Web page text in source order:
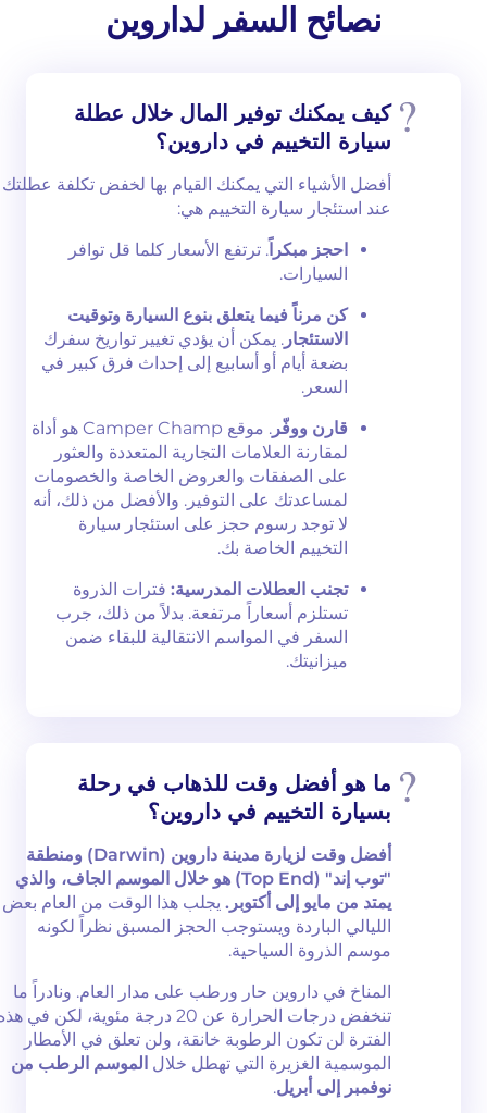
نصائح السفر لداروين
كيف يمكنك توفير المال خلال عطلة
سيارة التخييم في داروين؟
أفضل الأشياء التي يمكنك القيام بها لخفض تكلفة عطلتك
عند استئجار سيارة التخييم هي:
احجز مبكراً . ترتفع الأسعار كلما قل توافر
السيارات.
كن مرناً فيما يتعلق بنوع السيارة وتوقيت
الاستئجار . يمكن أن يؤدي تغيير تواريخ سفرك
بضعة أيام أو أسابيع إلى إحداث فرق كبير في
السعر.
قارن ووفّر
. موقع Camper Champ هو أداة
لمقارنة العلامات التجارية المتعددة والعثور
على الصفقات والعروض الخاصة والخصومات
لمساعدتك على التوفير. والأفضل من ذلك، أنه
لا توجد رسوم حجز على استئجار سيارة
التخييم الخاصة بك.
تجنب العطلات المدرسية:فترات الذروة
تستلزم أسعاراً مرتفعة. بدلاً من ذلك، جرب
السفر في المواسم الانتقالية للبقاء ضمن
ميزانيتك.
ما هو أفضل وقت للذهاب في رحلة
بسيارة التخييم في داروين؟
أفضل وقت لزيارة مدينة داروين (Darwin) ومنطقة
"توب إند" (Top End) هو خلال الموسم الجاف، والذي
يمتد من مايو إلى أكتوبر.يجلب هذا الوقت من العام بعض
الليالي الباردة ويستوجب الحجز المسبق نظراً لكونه
موسم الذروة السياحية.
المناخ في داروين حار ورطب على مدار العام. ونادراً ما
تنخفض درجات الحرارة عن 20 درجة مئوية، لكن في هذه
الفترة لن تكون الرطوبة خانقة، ولن تعلق في الأمطار
الموسمية الغزيرة التي تهطل خلال الموسم الرطب من
نوفمبر إلى أبريل.